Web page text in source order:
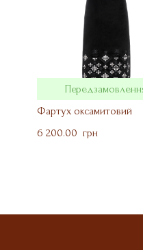
Фартух оксамитовий
6 200.00  грн